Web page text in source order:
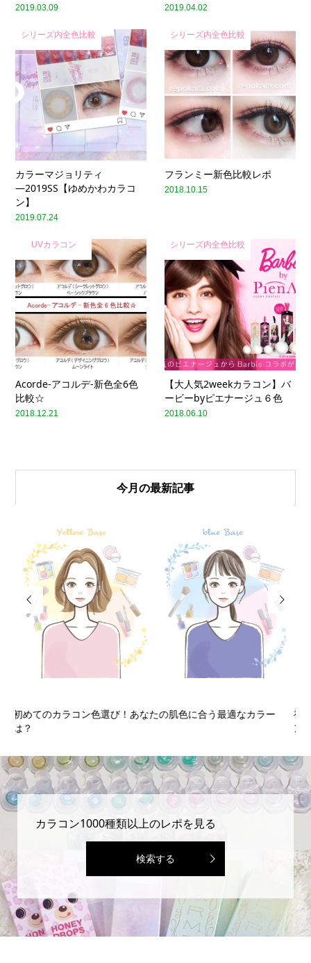
2019.03.09 2019.04.02
シリーズ内全色比較
カラーマジョリティ
―2019SS【ゆめかわカラコ
ン】
2019.07.24
シリーズ内全色比較
フランミー新色比較レポ
2018.10.15
UVカラコン
Acorde-アコルデ-新色全6色
比較☆
2018.12.21
シリーズ内全色比較
【大人気2weekカラコン】バ
ービーbyピエナージュ６色
2018.06.10
今月の最新記事

初めてのカラコン☆カラコン初心者が知っておくべき5つのポイ
ン...

カラコン1000種類以上のレポを見る
検索する